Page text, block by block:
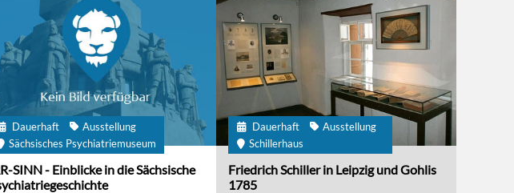
Dauerhaft
Ausstellung
Sächsisches Psychiatriemuseum
SINN - Einblicke in die Sächsische
Dauerhaft
Ausstellung
Schillerhaus
Friedrich Schiller in Leipzig und Gohlis
1785